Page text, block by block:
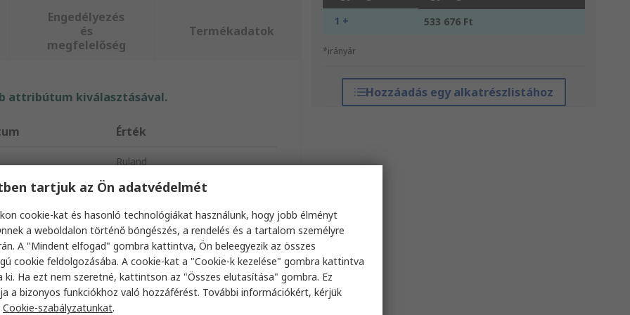
1 + 533 676 Ft
*irányár
Hozzáadás egy alkatrészlistához
Engedélyezés
és
megfelelőség
Termékadatok
attribútum kiválasztásával.
Érték
Ruland
35mm
kardáncsukló
száma 1
177.8mm
típusa
tartjuk az Ön adatvédelmét
cookie-kat és hasonló technológiákat használunk, hogy jobb élményt
a weboldalon történő böngészés, a rendelés és a tartalom személyre
A "Mindent elfogad" gombra kattintva, Ön beleegyezik az összes
cookie feldolgozásába. A cookie-kat a "Cookie-k kezelése" gombra kattintva
ki. Ha ezt nem szeretné, kattintson az "Összes elutasítása" gombra. Ez
a bizonyos funkciókhoz való hozzáférést. További információkért, kérjük
Cookie-szabályzatunkat.